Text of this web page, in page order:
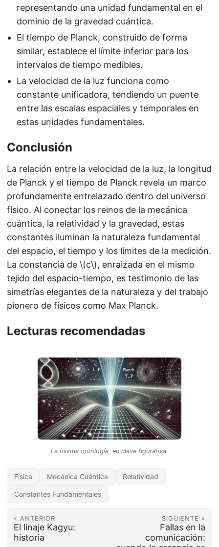
representando una unidad fundamental en el
dominio de la gravedad cuántica.
El tiempo de Planck, construido de forma
similar, establece el límite inferior para los
intervalos de tiempo medibles.
La velocidad de la luz funciona como
constante unificadora, tendiendo un puente
entre las escalas espaciales y temporales en
estas unidades fundamentales.
Conclusión
La relación entre la velocidad de la luz, la longitud
de Planck y el tiempo de Planck revela un marco
profundamente entrelazado dentro del universo
físico. Al conectar los reinos de la mecánica
cuántica, la relatividad y la gravedad, estas
constantes iluminan la naturaleza fundamental
del espacio, el tiempo y los límites de la medición.
La constancia de \(c\), enraizada en el mismo
tejido del espacio-tiempo, es testimonio de las
simetrías elegantes de la naturaleza y del trabajo
pionero de físicos como Max Planck.
Lecturas recomendadas
La misma ontología, en clave figurativa.
Física Mecánica Cuántica Relatividad
Constantes Fundamentales
« ANTERIOR
El linaje Kagyu:
historia
SIGUIENTE »
Fallas en la
comunicación: